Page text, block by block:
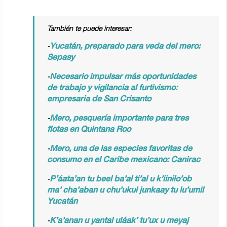
También te puede interesar:
-Yucatán, preparado para veda del mero:
Sepasy
-Necesario impulsar más oportunidades
de trabajo y vigilancia al furtivismo:
empresaria de San Crisanto
-Mero, pesquería importante para tres
flotas en Quintana Roo
-Mero, una de las especies favoritas de
consumo en el Caribe mexicano: Canirac
-P’áata’an tu beel ba’al ti’al u k’iinilo’ob
ma’ cha’aban u chu’ukul junkaay tu lu’umil
Yucatán
-K’a’anan u yantal uláak’ tu’ux u meyaj